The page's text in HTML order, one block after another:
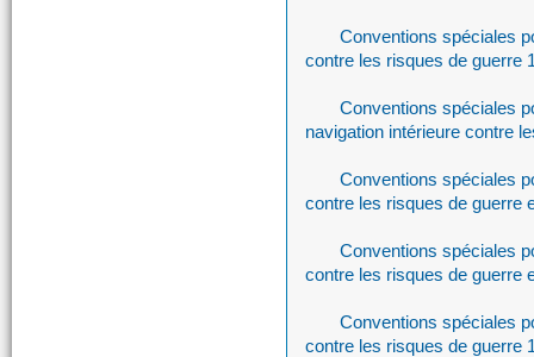
Conventions spéciales
contre les risques de guerre
Conventions spéciales
navigation intérieure contre
Conventions spéciales
contre les risques de guerre
Conventions spéciales
contre les risques de guerre
Conventions spéciales
contre les risques de guerre